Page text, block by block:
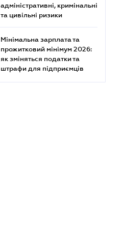
адміністративні, кримінальні
та цивільні ризики
Мінімальна зарплата та
прожитковий мінімум 2026:
як зміняться податки та
штрафи для підприємців